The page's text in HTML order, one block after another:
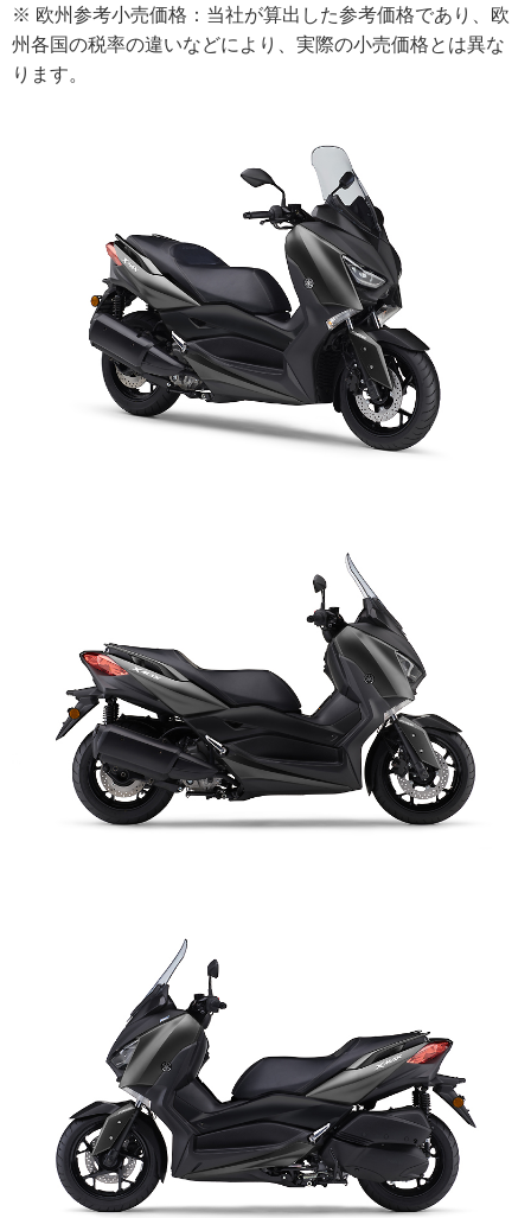
※ 欧州参考小売価格：当社が算出した参考価格であり、欧
州各国の税率の違いなどにより、実際の小売価格とは異な
ります。